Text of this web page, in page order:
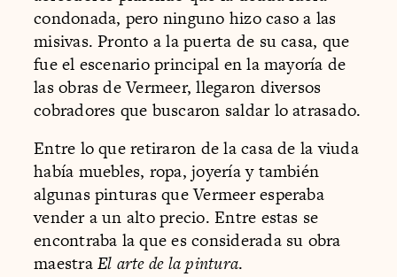
condonada, pero ninguno hizo caso a las
misivas. Pronto a la puerta de su casa, que
fue el escenario principal en la mayoría de
las obras de Vermeer, llegaron diversos
cobradores que buscaron saldar lo atrasado.
Entre lo que retiraron de la casa de la viuda
había muebles, ropa, joyería y también
algunas pinturas que Vermeer esperaba
vender a un alto precio. Entre estas se
encontraba la que es considerada su obra
maestraEl arte de la pintura.